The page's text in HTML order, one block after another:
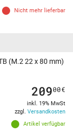
Nicht mehr lieferbar
(M.2 22 x 80 mm)
Artikel verfügbar
20900€
inkl. 19% MwSt
zzgl. Versandkosten